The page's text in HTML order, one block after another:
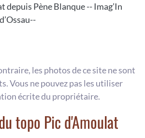
depuis Pène Blanque -- Imag’In
les photos de ce site ne sont
Vous ne pouvez pas les utiliser
écrite du propriétaire.
topo Pic d'Amoulat